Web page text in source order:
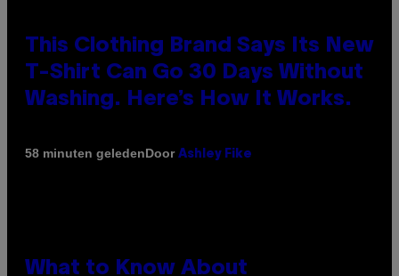
This Clothing Brand Says Its New
T-Shirt Can Go 30 Days Without
Washing. Here’s How It Works.
58 minuten geledenDoor Ashley Fike
What to Know About